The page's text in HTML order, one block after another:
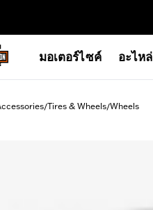
มอเตอร์ไซค์ อะไหล่
/Tires & Wheels/Wheels